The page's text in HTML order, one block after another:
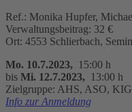
Ref.: Monika Hupfer,
Verwaltungsbeitrag: 32 €
Ort: 4553 Schlierbach,
Mo. 10.7.2023, 15:00 h
bis Mi. 12.7.2023, 13:00 h
Zielgruppe: AHS, ASO,
Info zur Anmeldung